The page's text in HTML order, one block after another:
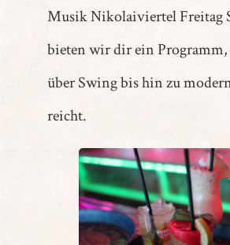
Musik Nikolaiviertel Freitag
bieten wir dir ein Programm,
über Swing bis hin zu
reicht.